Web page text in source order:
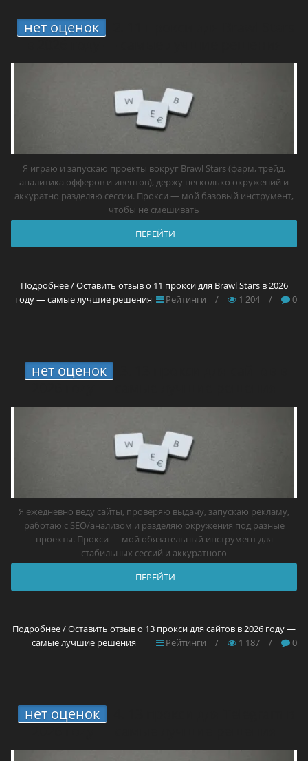
нет оценок
Я играю и запускаю проекты вокруг Brawl Stars (фарм, трейд,
аналитика офферов и ивентов), держу несколько окружений и
аккуратно разделяю сессии. Прокси — мой базовый инструмент,
чтобы не смешивать
ПЕРЕЙТИ
Подробнее / Оставить отзыв о 11 прокси для Brawl Stars в 2026
году — самые лучшие решения
Рейтинги / 1 204 / 0
нет оценок
Я ежедневно веду сайты, проверяю выдачу, запускаю рекламу,
работаю с SEO/анализом и разделяю окружения под разные
проекты. Прокси — мой обязательный инструмент для
стабильных сессий и аккуратного
ПЕРЕЙТИ
Подробнее / Оставить отзыв о 13 прокси для сайтов в 2026 году —
самые лучшие решения
Рейтинги / 1 187 / 0
нет оценок